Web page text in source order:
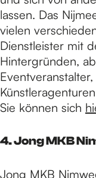
lassen. Das
vielen
Dienstleister mit
Hintergründen,
Sie können sich
4. Jong MKB
Jong MKB